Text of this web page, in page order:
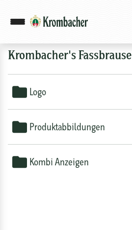
Krombacher's Fassbrause
Logo
Produktabbildungen
Kombi Anzeigen